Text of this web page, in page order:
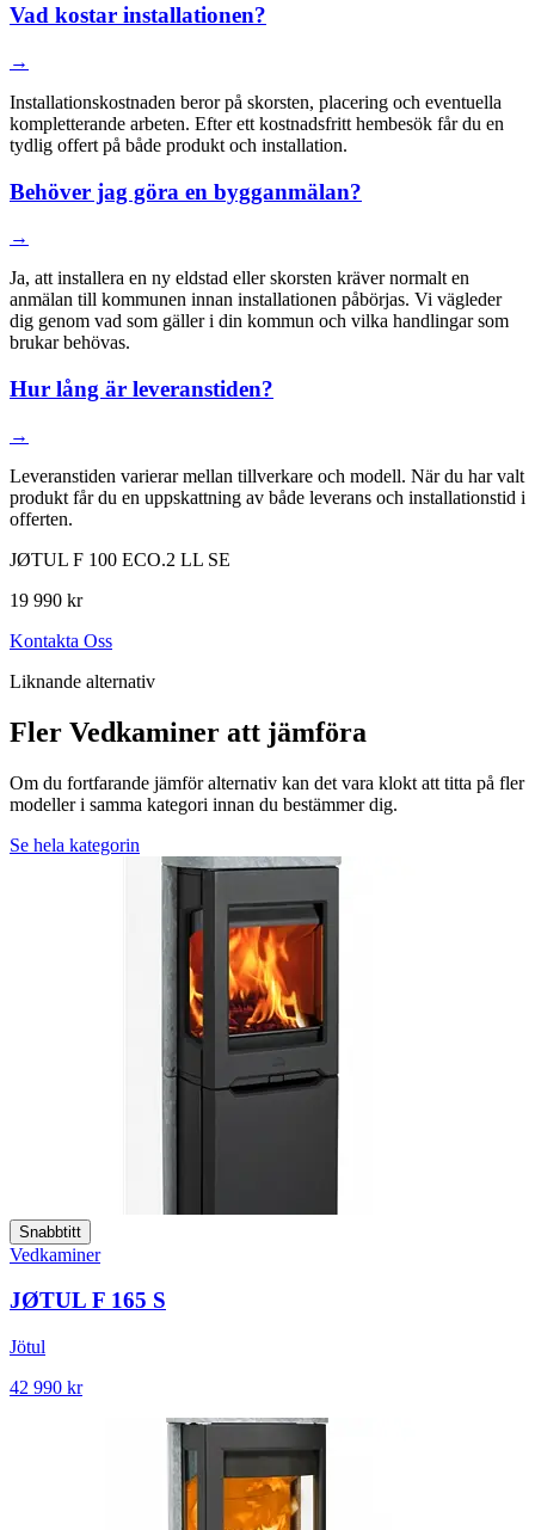
Vad kostar installationen?
→
Installationskostnaden beror på skorsten, placering och eventuella
kompletterande arbeten. Efter ett kostnadsfritt hembesök får du en
tydlig offert på både produkt och installation.
Behöver jag göra en bygganmälan?
→
Ja, att installera en ny eldstad eller skorsten kräver normalt en
anmälan till kommunen innan installationen påbörjas. Vi vägleder
dig genom vad som gäller i din kommun och vilka handlingar som
brukar behövas.
Hur lång är leveranstiden?
→
Leveranstiden varierar mellan tillverkare och modell. När du har valt
produkt får du en uppskattning av både leverans och installationstid i
offerten.
JØTUL F 100 ECO.2 LL SE
19 990 kr
Kontakta Oss
Liknande alternativ
Fler Vedkaminer att jämföra
Om du fortfarande jämför alternativ kan det vara klokt att titta på fler
modeller i samma kategori innan du bestämmer dig.
Se hela kategorin
Snabbtitt
Vedkaminer
JØTUL F 165 S
Jötul
42 990 kr